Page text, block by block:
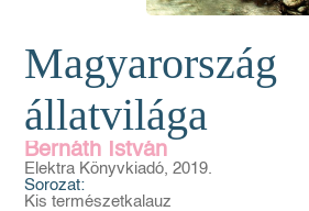
Magyarország
állatvilága
Bernáth István
Elektra Könyvkiadó, 2019.
Sorozat:
Kis természetkalauz